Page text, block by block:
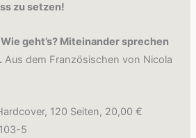
zu setzen!
geht’s? Miteinander sprechen
Aus dem Französischen von Nicola
120 Seiten, 20,00 €
5